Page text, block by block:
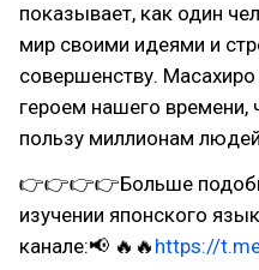
показывает, как один
мир своими идеями и
совершенству.
героем нашего времени,
пользу миллионам
👉👉👉👉Больше
изучении японского
канале:📢 🔥🔥 https://